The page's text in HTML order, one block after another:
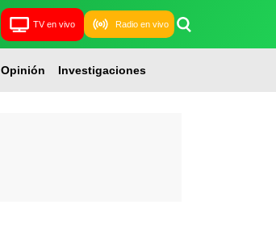
TV en vivo Radio en vivo
Opinión Investigaciones